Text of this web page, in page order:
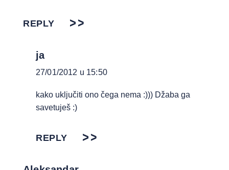
REPLY
ja
27/01/2012 u 15:50
kako uključiti ono čega nema :))) Džaba ga
savetuješ :)
REPLY